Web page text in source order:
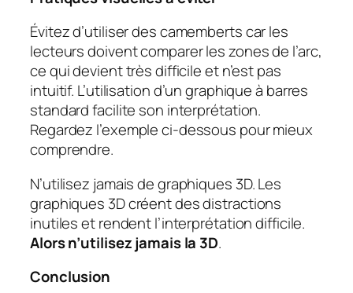
Évitez d’utiliser des camemberts car les
lecteurs doivent comparer les zones de l’arc,
ce qui devient très difficile et n’est pas
intuitif. L’utilisation d’un graphique à barres
standard facilite son interprétation.
Regardez l’exemple ci-dessous pour mieux
comprendre.
N’utilisez jamais de graphiques 3D. Les
graphiques 3D créent des distractions
inutiles et rendent l’interprétation difficile.
Alors n’utilisez jamais la 3D.
Conclusion